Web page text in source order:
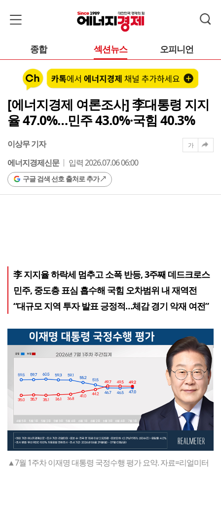
종합 섹션뉴스 오피니언
[에너지경제 여론조사] 李대통령 지지
율 47.0%…민주 43.0%·국힘 40.3%
이상무 기자
에너지경제신문
입력 2026.07.06 06:00
구글 검색 선호 출처로 추가
가
李 지지율 하락세 멈추고 소폭 반등, 3주째 데드크로스
민주, 중도층 표심 흡수해 국힘 오차범위 내 재역전
“대규모 지역 투자 발표 긍정적…체감 경기 악재 여전”
▲7월 1주차 이재명 대통령 국정수행 평가 요약. 자료=리얼미터